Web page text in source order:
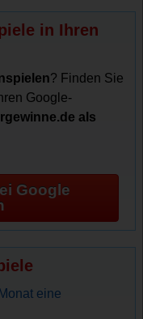
in Ihren
? Finden Sie
Google-
als
Google
eine